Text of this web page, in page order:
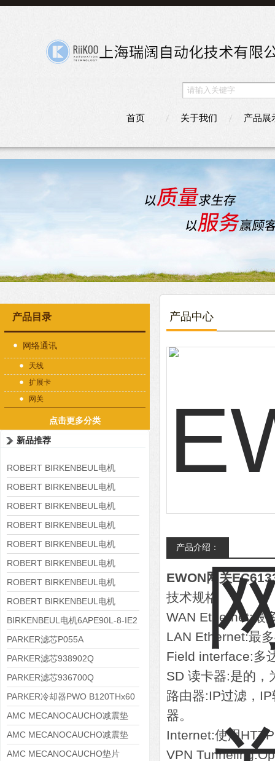
首页 关于我们 产品展
产品目录
网络通讯
天线
扩展卡
网关
点击更多分类
新品推荐
ROBERT BIRKENBEUL电机
8APE225M-4-IE3
ROBERT BIRKENBEUL电机
8APE180L-4 IE3
ROBERT BIRKENBEUL电机
8APE160M-6 IE3
ROBERT BIRKENBEUL电机
8APE160L-4-IE3
ROBERT BIRKENBEUL电机
8APE112M-6K-IE3
ROBERT BIRKENBEUL电机
8APE100L-2 IE3
ROBERT BIRKENBEUL电机
8APE90S-4 IE3
ROBERT BIRKENBEUL电机
8APE80M-2K-IE3
BIRKENBEUL电机6APE90L-8-IE2
PARKER滤芯P055A
PARKER滤芯938902Q
PARKER滤芯936700Q
PARKER冷却器PWO B120THx60
AMC MECANOCAUCHO减震垫
138552
AMC MECANOCAUCHO减震垫
138551
AMC MECANOCAUCHO垫片
产品中心
产品介绍：
EWON网关
技术规格
WAN Ethernet:最
LAN Ethernet:最
Field interface:多
SD 读卡器:是的，
路由器:IP过滤，
器。
Internet:使用
VPN